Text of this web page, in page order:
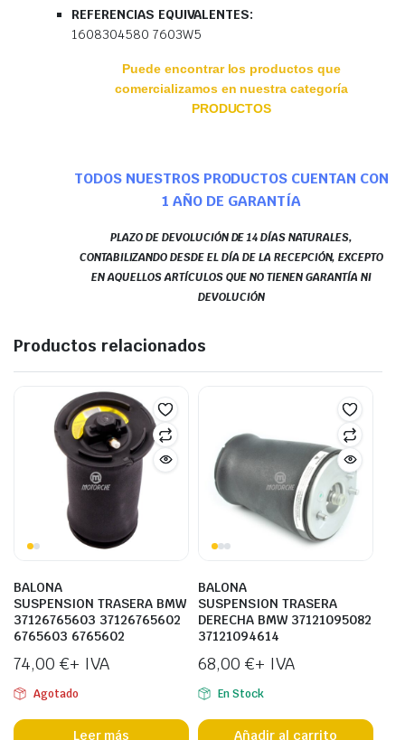
REFERENCIAS EQUIVALENTES:
1608304580 7603W5
Puede encontrar los productos que
comercializamos en nuestra categoría
PRODUCTOS
TODOS NUESTROS PRODUCTOS CUENTAN CON
1 AÑO DE GARANTÍA
PLAZO DE DEVOLUCIÓN DE 14 DÍAS NATURALES,
CONTABILIZANDO DESDE EL DÍA DE LA RECEPCIÓN, EXCEPTO
EN AQUELLOS ARTÍCULOS QUE NO TIENEN GARANTÍA NI
DEVOLUCIÓN
Productos relacionados
BALONA
SUSPENSION TRASERA BMW
37126765603 37126765602
6765603 6765602
74,00 €+ IVA
Agotado
Leer más
BALONA
SUSPENSION TRASERA
DERECHA BMW 37121095082
37121094614
68,00 €+ IVA
En Stock
Añadir al carrito